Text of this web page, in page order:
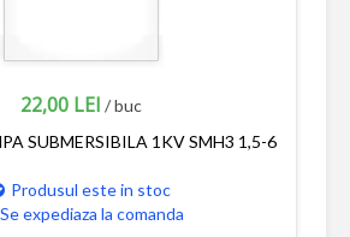
22,00 LEI / buc
SUBMERSIBILA 1KV SMH3 1,5-6
Produsul este in stoc
Se expediaza la comanda